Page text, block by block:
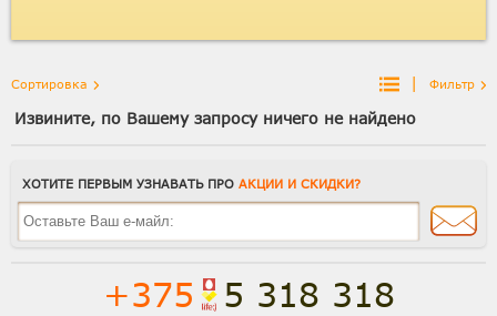
Сортировка | Фильтр
Извините, по Вашему запросу ничего не найдено
ХОТИТЕ ПЕРВЫМ УЗНАВАТЬ ПРО АКЦИИ И СКИДКИ?
+375 5 318 318